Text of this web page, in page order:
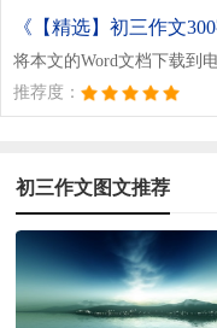
《【精选】初三作文
将本文的Word文档下载到
推荐度：
初三作文图文推荐